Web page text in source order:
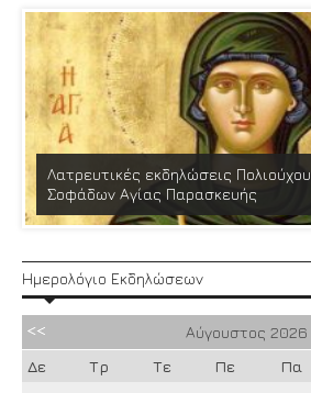
Λατρευτικές εκδηλώσεις Πολιούχου
Σοφάδων Αγίας Παρασκευής
Ημερολόγιο Εκδηλώσεων
Αύγουστος 2026
Δε
Τρ Τε Πε Πα